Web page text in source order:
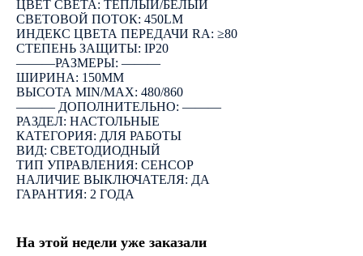
ЦВЕТ СВЕТА: ТЕПЛЫЙ/БЕЛЫЙ
СВЕТОВОЙ ПОТОК: 450LM
ИНДЕКС ЦВЕТА ПЕРЕДАЧИ RA: ≥80
СТЕПЕНЬ ЗАЩИТЫ: IP20
―――РАЗМЕРЫ: ―――
ШИРИНА: 150ММ
ВЫСОТА MIN/MAX: 480/860
――― ДОПОЛНИТЕЛЬНО: ―――
РАЗДЕЛ: НАСТОЛЬНЫЕ
КАТЕГОРИЯ: ДЛЯ РАБОТЫ
ВИД: СВЕТОДИОДНЫЙ
ТИП УПРАВЛЕНИЯ: СЕНСОР
НАЛИЧИЕ ВЫКЛЮЧАТЕЛЯ: ДА
ГАРАНТИЯ: 2 ГОДА
На этой недели уже заказали